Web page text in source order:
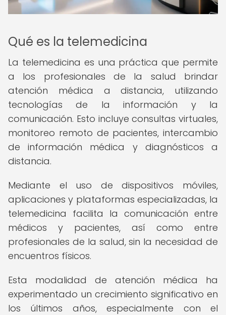
Qué es la telemedicina
La telemedicina es una práctica que permite
a los profesionales de la salud brindar
atención médica a distancia, utilizando
tecnologías de la información y la
comunicación. Esto incluye consultas virtuales,
monitoreo remoto de pacientes, intercambio
de información médica y diagnósticos a
distancia.
Mediante el uso de dispositivos móviles,
aplicaciones y plataformas especializadas, la
telemedicina facilita la comunicación entre
médicos y pacientes, así como entre
profesionales de la salud, sin la necesidad de
encuentros físicos.
Esta modalidad de atención médica ha
experimentado un crecimiento significativo en
los últimos años, especialmente con el